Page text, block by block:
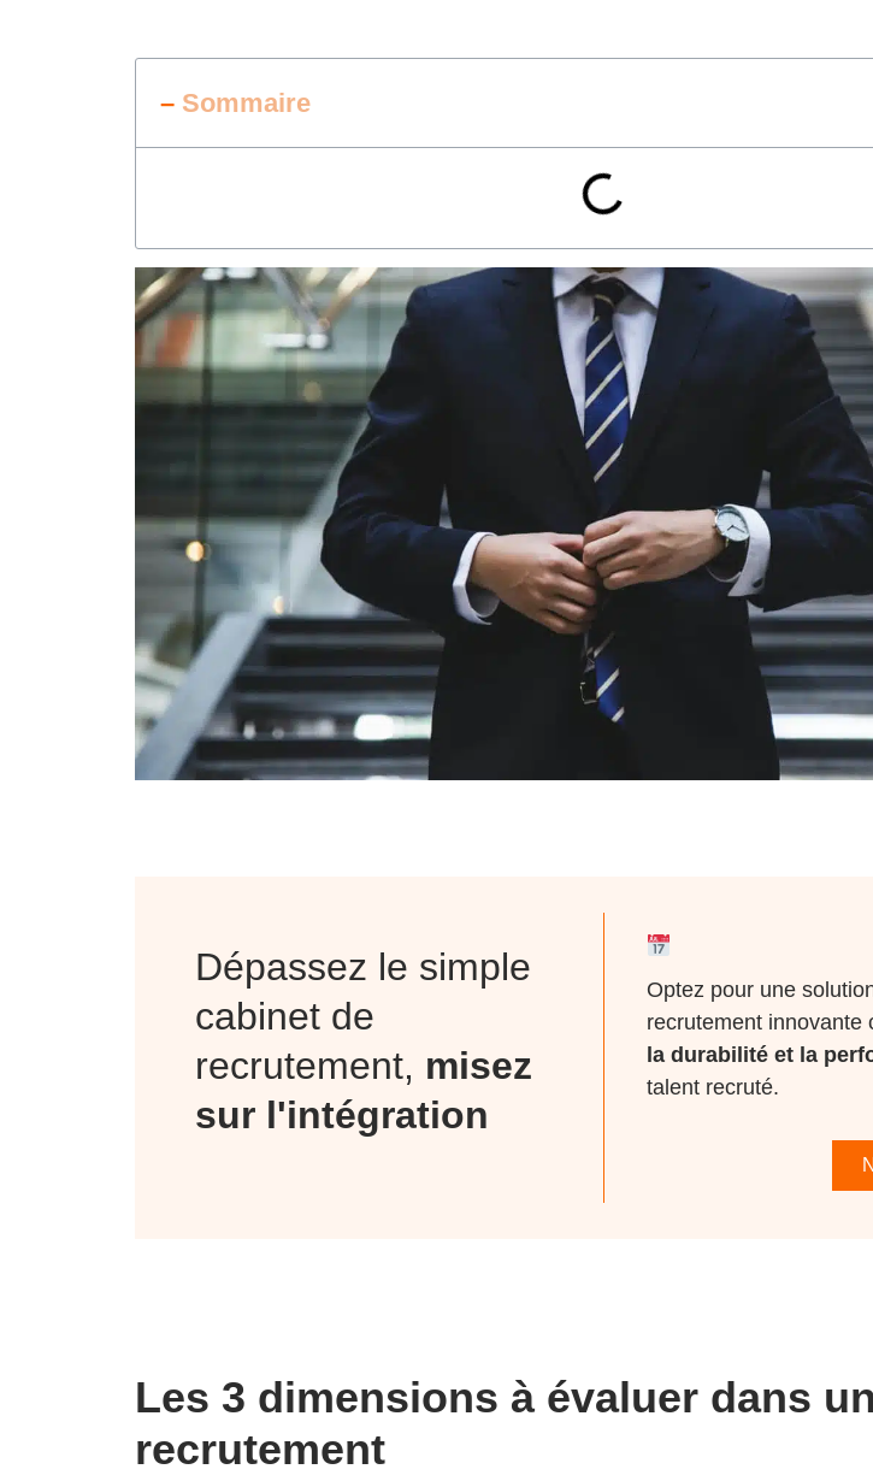
– Sommaire
Dépassez le simple
cabinet de
recrutement, misez
sur l'intégration
Optez pour une
recrutement innovante
la durabilité et la
talent recruté.
Les 3 dimensions à évaluer dans un
recrutement